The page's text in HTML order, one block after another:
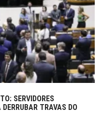
SERVIDORES
TRAVAS DO